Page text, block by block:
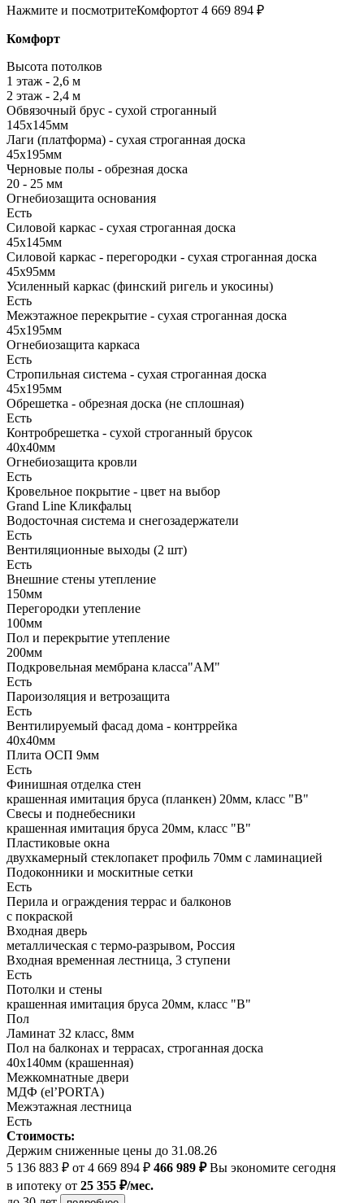
Нажмите и посмотритеКомфортот 4 669 894 ₽
Комфорт
Высота потолков
1 этаж - 2,6 м
2 этаж - 2,4 м
Обвязочный брус - сухой строганный
145х145мм
Лаги (платформа) - сухая строганная доска
45х195мм
Черновые полы - обрезная доска
20 - 25 мм
Огнебиозащита основания
Есть
Силовой каркас - сухая строганная доска
45х145мм
Силовой каркас - перегородки - сухая строганная доска
45х95мм
Усиленный каркас (финский ригель и укосины)
Есть
Межэтажное перекрытие - сухая строганная доска
45х195мм
Огнебиозащита каркаса
Есть
Стропильная система - сухая строганная доска
45х195мм
Обрешетка - обрезная доска (не сплошная)
Есть
Контробрешетка - сухой строганный брусок
40х40мм
Огнебиозащита кровли
Есть
Кровельное покрытие - цвет на выбор
Grand Line Кликфальц
Водосточная система и снегозадержатели
Есть
Вентиляционные выходы (2 шт)
Есть
Внешние стены утепление
150мм
Перегородки утепление
100мм
Пол и перекрытие утепление
200мм
Подкровельная мембрана класса"АМ"
Есть
Пароизоляция и ветрозащита
Есть
Вентилируемый фасад дома - контррейка
40х40мм
Плита ОСП 9мм
Есть
Финишная отделка стен
крашенная имитация бруса (планкен) 20мм, класс "В"
Свесы и поднебесники
крашенная имитация бруса 20мм, класс "В"
Пластиковые окна
двухкамерный стеклопакет профиль 70мм с ламинацией
Подоконники и москитные сетки
Есть
Перила и ограждения террас и балконов
с покраской
Входная дверь
металлическая с термо-разрывом, Россия
Входная временная лестница, 3 ступени
Есть
Потолки и стены
крашенная имитация бруса 20мм, класс "В"
Пол
Ламинат 32 класс, 8мм
Пол на балконах и террасах, строганная доска
40х140мм (крашенная)
Межкомнатные двери
МДФ (el’PORTA)
Межэтажная лестница
Есть
Стоимость:
Держим сниженные цены до 31.08.26
5 136 883 ₽ от 4 669 894 ₽ 466 989 ₽Вы экономите сегодня
в ипотеку от 25 355 ₽/мес.